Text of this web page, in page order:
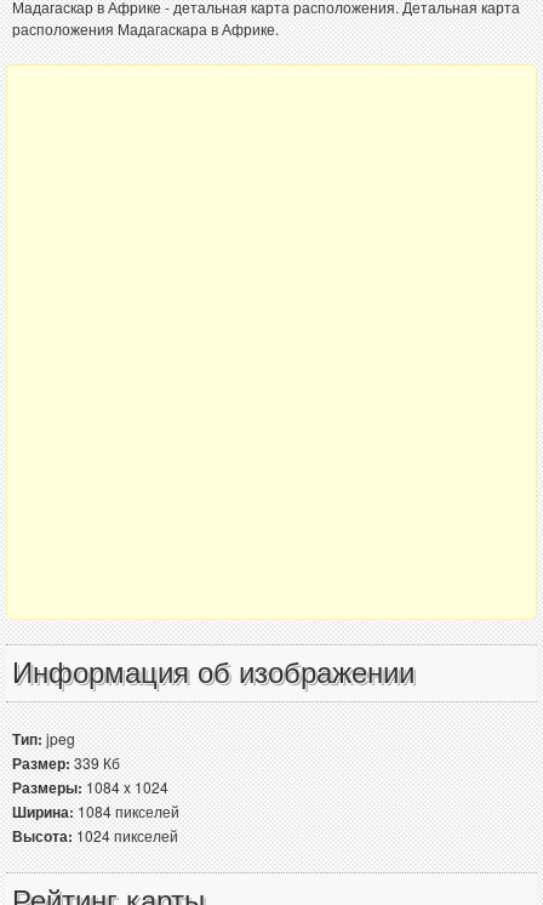
Мадагаскар в Африке - детальная карта расположения. Детальная карта
расположения Мадагаскара в Африке.
Информация об изображении
Тип:jpeg
Размер:339 Кб
Размеры:1084 x 1024
Ширина:1084 пикселей
Высота:1024 пикселей